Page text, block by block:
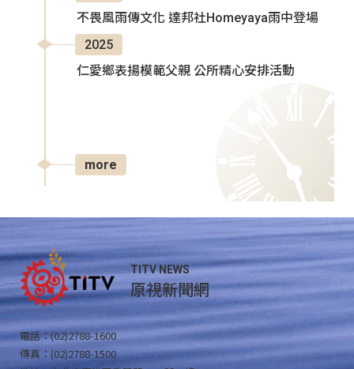
不畏風雨傳文化 達邦社Homeyaya雨中登場
2025
仁愛鄉表揚模範父親 公所精心安排活動
more
TITV NEWS
原視新聞網
電話：(02)2788-1600
傳真：(02)2788-1500